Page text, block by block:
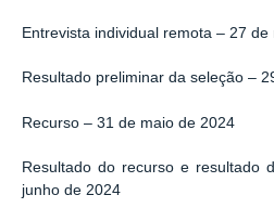
Entrevista individual remota – 27 de
Resultado preliminar da seleção –
Recurso – 31 de maio de 2024
Resultado do recurso e resultado
junho de 2024